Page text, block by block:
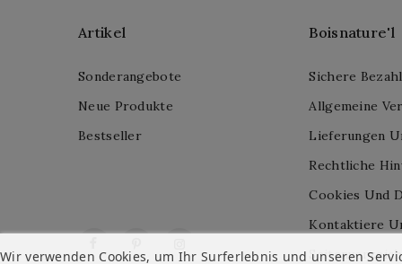
Artikel
Sonderangebote
Neue Produkte
Bestseller
Boisnature'l
Sichere
Allgemeine
Lieferungen
Rechtliche
Cookies Und
Kontaktiere
Wir verwenden Cookies, um Ihr Surferlebnis und unseren